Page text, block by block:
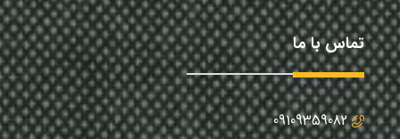
تماس با ما
09109359082